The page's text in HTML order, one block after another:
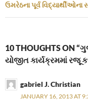
ઉમરેઠના પૂર્વ
10 THOUGHTS ON
યોજીત કાર્યક્રમમાં રજૂ
gabriel J. Christian
JANUARY 16, 2013 AT